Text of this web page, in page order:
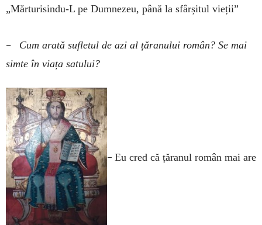
„Mărturisindu-L pe Dumnezeu, până la sfârșitul vieții”
– Cum arată sufletul de azi al țăranului român? Se mai
simte în viața satului?
– Eu cred că țăranul român mai are